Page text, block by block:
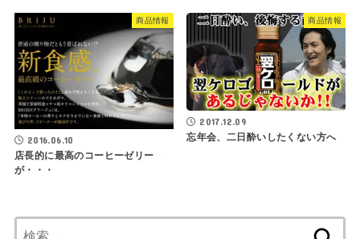
商品情報
2016.06.10
店長的に最高のコーヒーゼリー
が・・・
商品情報
2017.12.09
忘年会、二日酔いしたくない方へ